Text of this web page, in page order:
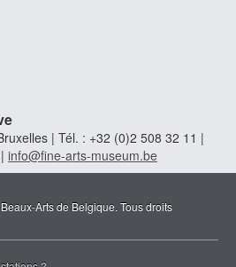
1823 - Paris (France) 1873
1918 - Bruxelles 1994
1904 - Montpellier, Hérault (France)
| Tél. : +32 (0)2 508 32 11 |
info@fine-arts-museum.be
Arts de Belgique. Tous droits